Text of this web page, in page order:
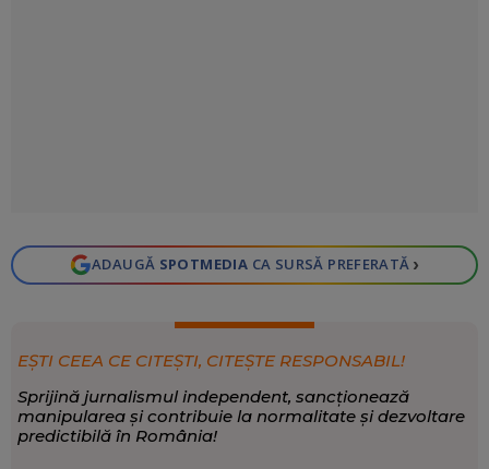
ADAUGĂ SPOTMEDIA CA SURSĂ PREFERATĂ ›
EȘTI CEEA CE CITEȘTI, CITEȘTE RESPONSABIL!
Sprijină jurnalismul independent, sancționează
manipularea și contribuie la normalitate și dezvoltare
predictibilă în România!